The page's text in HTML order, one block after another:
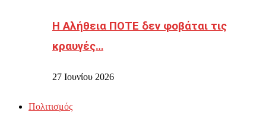
Η Αλήθεια ΠΟΤΕ δεν φοβάται τις
κραυγές…
27 Ιουνίου 2026
Πολιτισμός